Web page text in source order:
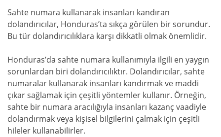
Sahte numara kullanarak insanları kandıran
dolandırıcılar, Honduras’ta sıkça görülen bir sorundur.
Bu tür dolandırıcılıklara karşı dikkatli olmak önemlidir.
Honduras’da sahte numara kullanımıyla ilgili en yaygın
sorunlardan biri dolandırıcılıktır. Dolandırıcılar, sahte
numaralar kullanarak insanları kandırmak ve maddi
çıkar sağlamak için çeşitli yöntemler kullanır. Örneğin,
sahte bir numara aracılığıyla insanları kazanç vaadiyle
dolandırmak veya kişisel bilgilerini çalmak için çeşitli
hileler kullanabilirler.